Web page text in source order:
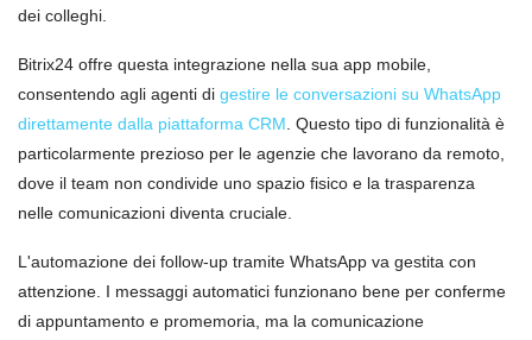
dei colleghi.
Bitrix24 offre questa integrazione nella sua app mobile,
consentendo agli agenti di gestire le conversazioni su WhatsApp
direttamente dalla piattaforma CRM . Questo tipo di funzionalità è
particolarmente prezioso per le agenzie che lavorano da remoto,
dove il team non condivide uno spazio fisico e la trasparenza
nelle comunicazioni diventa cruciale.
L'automazione dei follow-up tramite WhatsApp va gestita con
attenzione. I messaggi automatici funzionano bene per conferme
di appuntamento e promemoria, ma la comunicazione